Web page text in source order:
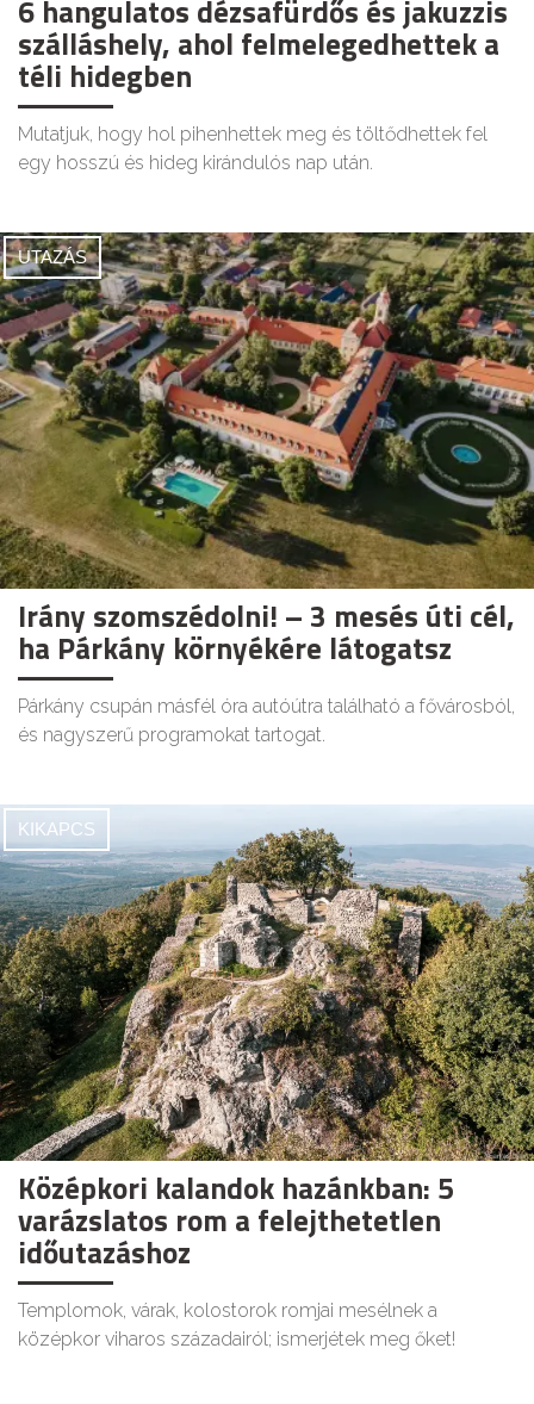
6 hangulatos dézsafürdős és jakuzzis
szálláshely, ahol felmelegedhettek a
téli hidegben
Mutatjuk, hogy hol pihenhettek meg és töltődhettek fel
egy hosszú és hideg kirándulós nap után.
UTAZÁS
Irány szomszédolni! – 3 mesés úti cél,
ha Párkány környékére látogatsz
Párkány csupán másfél óra autóútra található a fővárosból,
és nagyszerű programokat tartogat.
KIKAPCS
Középkori kalandok hazánkban: 5
varázslatos rom a felejthetetlen
időutazáshoz
Templomok, várak, kolostorok romjai mesélnek a
középkor viharos századairól; ismerjétek meg őket!